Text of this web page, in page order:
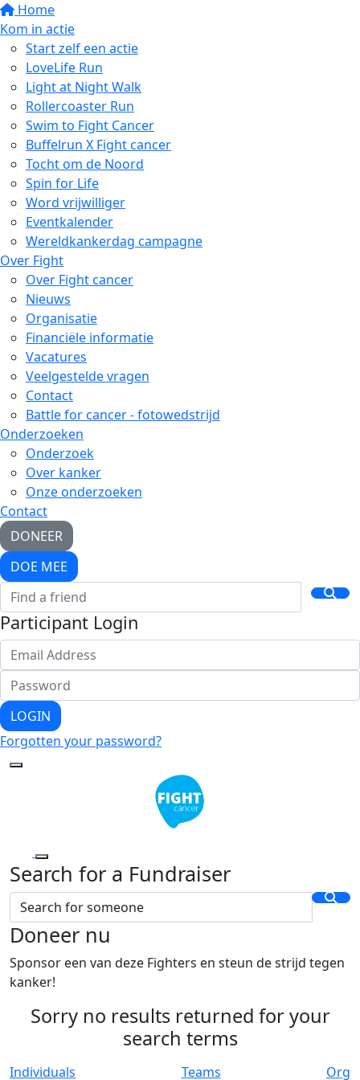
Home
Kom in actie
Start zelf een actie
LoveLife Run
Light at Night Walk
Rollercoaster Run
Swim to Fight Cancer
Buffelrun X Fight cancer
Tocht om de Noord
Spin for Life
Word vrijwilliger
Eventkalender
Wereldkankerdag campagne
Over Fight
Over Fight cancer
Nieuws
Organisatie
Financiële informatie
Vacatures
Veelgestelde vragen
Contact
Battle for cancer - fotowedstrijd
Onderzoeken
Onderzoek
Over kanker
Onze onderzoeken
Contact
DONEER
DOE MEE
Participant Login
LOGIN
Forgotten your password?
Search for a Fundraiser
Doneer nu
Sponsor een van deze Fighters en steun de strijd tegen
kanker!
Sorry no results returned for your
search terms
Individuals Teams
Org